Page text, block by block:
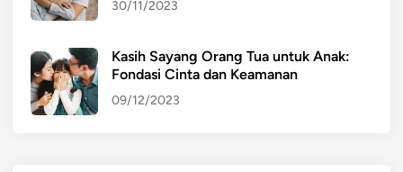
30/11/2023
Kasih Sayang Orang Tua untuk Anak:
Fondasi Cinta dan Keamanan
09/12/2023